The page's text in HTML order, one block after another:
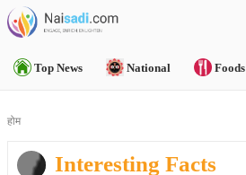
Top News National Foods
होम
Interesting Facts